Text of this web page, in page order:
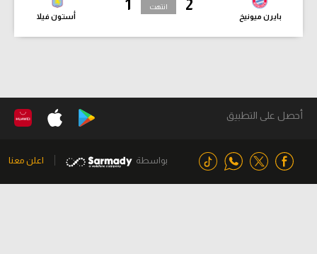
2
بايرن ميونيخ
1
أستون فيلا
انتهت
أحصل على التطبيق
بواسطة اعلن معنا